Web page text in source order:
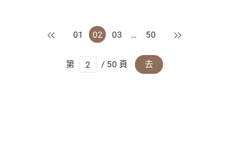
上一頁
01 02 03 … 50 下一頁
第 / 50 頁 去